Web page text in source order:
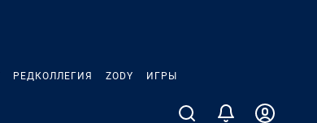
РЕДКОЛЛЕГИЯ ZODY ИГРЫ